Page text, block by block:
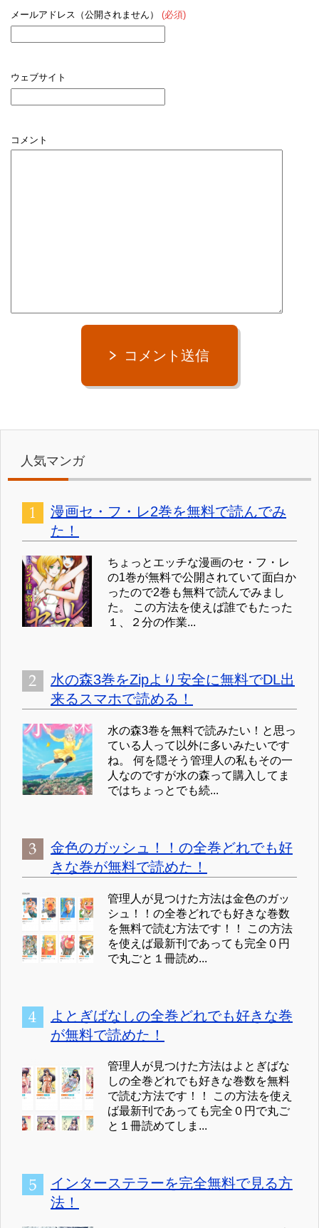
メールアドレス（公開されません） (必須)
ウェブサイト
コメント
コメント送信
人気マンガ
漫画セ・フ・レ2巻を無料で読んでみ
た！
ちょっとエッチな漫画のセ・フ・レ
の1巻が無料で公開されていて面白か
ったので2巻も無料で読んでみまし
た。 この方法を使えば誰でもたった
１、２分の作業...
水の森3巻をZipより安全に無料でDL出
来るスマホで読める！
水の森3巻を無料で読みたい！と思っ
ている人って以外に多いみたいです
ね。 何を隠そう管理人の私もその一
人なのですが水の森って購入してま
ではちょっとでも続...
金色のガッシュ！！の全巻どれでも好
きな巻が無料で読めた！
管理人が見つけた方法は金色のガッ
シュ！！の全巻どれでも好きな巻数
を無料で読む方法です！！ この方法
を使えば最新刊であっても完全０円
で丸ごと１冊読め...
よとぎばなしの全巻どれでも好きな巻
が無料で読めた！
管理人が見つけた方法はよとぎばな
しの全巻どれでも好きな巻数を無料
で読む方法です！！ この方法を使え
ば最新刊であっても完全０円で丸ご
と１冊読めてしま...
インターステラーを完全無料で見る方
法！